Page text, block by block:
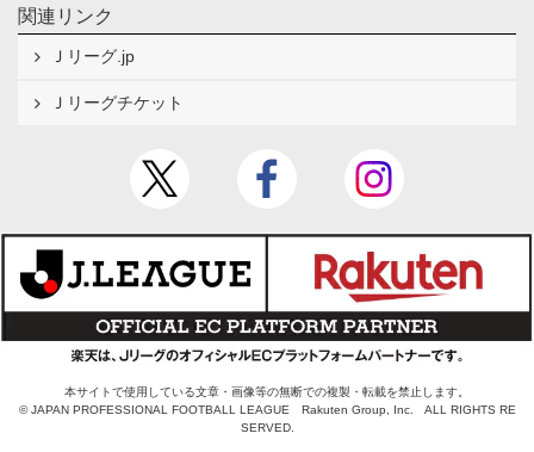
関連リンク
Ｊリーグ.jp
Ｊリーグチケット
本サイトで使用している文章・画像等の無断での複製・転載を禁止します。
© JAPAN PROFESSIONAL FOOTBALL LEAGUE Rakuten Group, Inc. ALL RIGHTS RE
SERVED.